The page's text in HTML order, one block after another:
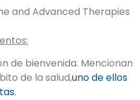
and Advanced Therapies
de bienvenida. Mencionan
de la salud,uno de ellos